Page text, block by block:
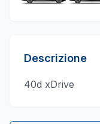
Descrizione
40d xDrive